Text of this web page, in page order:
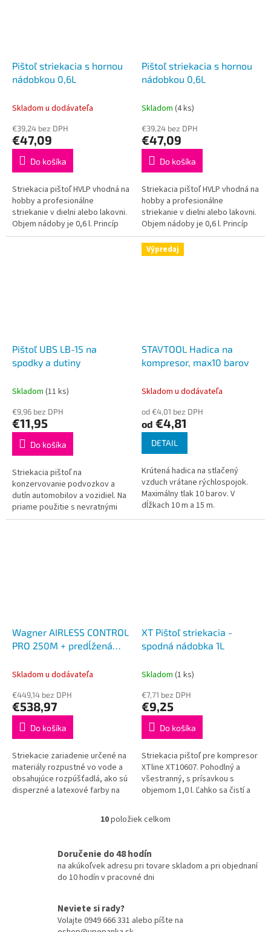
Pištoľ striekacia s hornou
nádobkou 0,6L
Skladom u dodávateľa
€39,24 bez DPH
€47,09
Do košíka
Striekacia pištoľ HVLP vhodná na
hobby a profesionálne
striekanie v dielni alebo lakovni.
Objem nádoby je 0,6 l. Princíp
H.V.L.P. = nižší tlak odráža menej
Pištoľ striekacia s hornou
nádobkou 0,6L
Skladom (4 ks)
€39,24 bez DPH
€47,09
Do košíka
Striekacia pištoľ HVLP vhodná na
hobby a profesionálne
striekanie v dielni alebo lakovni.
Objem nádoby je 0,6 l. Princíp
H.V.L.P. = nižší tlak odráža menej
farby od povrchu a...
Pištoľ UBS LB-15 na
spodky a dutiny
Skladom (11 ks)
€9,96 bez DPH
€11,95
Do košíka
Striekacia pištoľ na
konzervovanie podvozkov a
dutín automobilov a vozidiel. Na
priame použitie s nevratnými
plechovkami. Súčasťou balenia
Výpredaj
STAVTOOL Hadica na
kompresor, max10 barov
Skladom u dodávateľa
od €4,01 bez DPH
od €4,81
DETAIL
Krútená hadica na stlačený
vzduch vrátane rýchlospojok.
Maximálny tlak 10 barov. V
dĺžkach 10 m a 15 m.
Wagner AIRLESS CONTROL
PRO 250M + predĺžená
Skladom u dodávateľa
€449,14 bez DPH
€538,97
Do košíka
Striekacie zariadenie určené na
materiály rozpustné vo vode a
obsahujúce rozpúšťadlá, ako sú
disperzné a latexové farby na
XT Pištoľ striekacia -
spodná nádobka 1L
Skladom (1 ks)
€7,71 bez DPH
€9,25
Do košíka
Striekacia pištoľ pre kompresor
XTline XT10607. Pohodlný a
všestranný, s prísavkou s
objemom 1,0 l. Ľahko sa čistí a
Priama tryska vhodná na...
O
á
d
a
e
p
10položiek celkom
Doručenie do 48 hodín
na akúkoľvek adresu pri tovare skladom a pri objednaní
do 10 hodín v pracovné dni
Neviete si rady?
Volajte 0949 666 331 alebo píšte na